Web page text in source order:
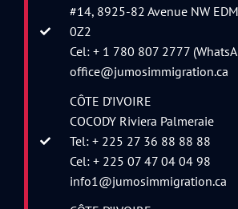
#14, 8925-82 Avenue NW
0Z2
Cel: + 1 780 807 2777
office@jumosimmigration.ca
CÔTE D’IVOIRE
COCODY Riviera Palmeraie
Tel: + 225 27 36 88 88 88
Cel: + 225 07 47 04 04 98
info1@jumosimmigration.ca